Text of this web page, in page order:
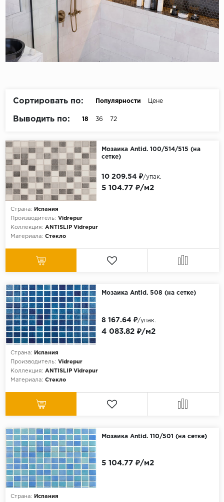
Сортировать по: Популярности Цене
Выводить по: 18 36 72
Мозаика Antid. 100/514/515 (на
сетке)
Страна:
Испания
Производитель: Vidrepur
Коллекция: ANTISLIP Vidrepur
Материала: Стекло
5 104.77 ₽/м2
10 209.54 ₽/упак.
Мозаика Antid. 508 (на сетке)
Страна:
Испания
Производитель: Vidrepur
Коллекция: ANTISLIP Vidrepur
Материала: Стекло
4 083.82 ₽/м2
8 167.64 ₽/упак.
Мозаика Antid. 110/501 (на сетке)
Страна: Испания
5 104.77 ₽/м2